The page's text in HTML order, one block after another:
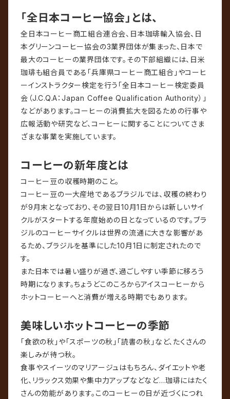
「全日本コーヒー協会」とは、
全日本コーヒー商工組合連合会、日本珈琲輸入協会、日
本グリーンコーヒー協会の3業界団体が集まった、日本で
最大のコーヒーの業界団体です。その下部組織には、日米
珈琲も組合員である「兵庫県コーヒー商工組合」やコーヒ
ーインストラクター検定を行う「全日本コーヒー検定委員
会（J.C.Q.A：Japan Coffee Qualification Authority）」
などがあります。コーヒーの消費拡大を図るための行事や
広報活動や研究など、コーヒーに関することについてさま
ざまな事業を実施しています。
コーヒーの新年度とは
コーヒー豆の収穫時期のこと。
コーヒー豆の一大産地であるブラジルでは、収穫の終わり
が9月末となっており、その翌日10月1日からは新しいサイ
クルがスタートする年度始めの日となっているのです。ブラ
ジルのコーヒーサイクルは世界の流通に大きな影響があ
るため、ブラジルを基準にした10月1日に制定されたので
す。
また日本では暑い盛りが過ぎ、過ごしやすい季節に移ろう
時期になります。ちょうどこのころからアイスコーヒーから
ホットコーヒーへと消費が増える時期でもあります。
美味しいホットコーヒーの季節
「食欲の秋」や「スポーツの秋」「読書の秋」など、たくさんの
楽しみが待つ秋。
食事やスイーツのマリアージュはもちろん、ダイエットや老
化、リラックス効果や集中力アップなどなど…珈琲にはたく
さんの効能があります。このコーヒーの日が近づくにつれ